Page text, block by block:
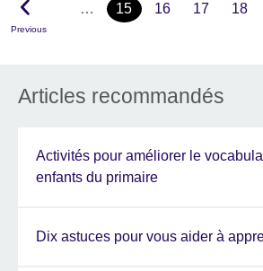
Previous
… 15 16 17 18
Articles recommandés
Activités pour améliorer le
enfants du primaire
Dix astuces pour vous aider à